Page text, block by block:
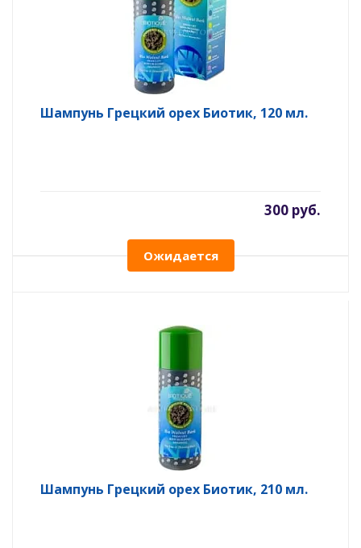
Шампунь Грецкий орех Биотик, 120 мл.
300 руб.
Ожидается
Шампунь Грецкий орех Биотик, 210 мл.